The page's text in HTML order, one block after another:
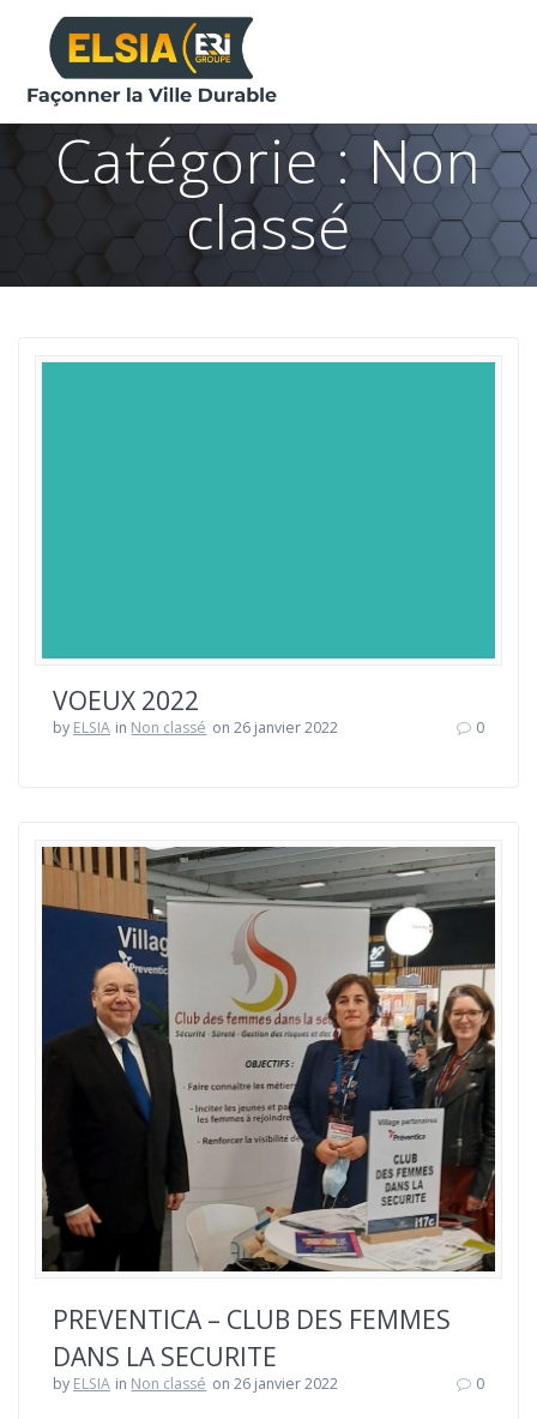
Catégorie :Non
classé
VOEUX 2022
by ELSIA in Non classé on 26 janvier 2022 0
PREVENTICA – CLUB DES FEMMES
DANS LA SECURITE
by ELSIA in Non classé on 26 janvier 2022 0